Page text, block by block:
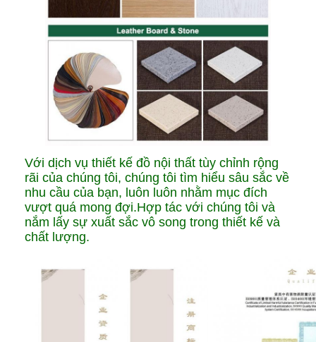
Với dịch vụ thiết kế đồ nội thất tùy chỉnh rộng
rãi của chúng tôi, chúng tôi tìm hiểu sâu sắc về
nhu cầu của bạn, luôn luôn nhằm mục đích
vượt quá mong đợi.Hợp tác với chúng tôi và
nắm lấy sự xuất sắc vô song trong thiết kế và
chất lượng.